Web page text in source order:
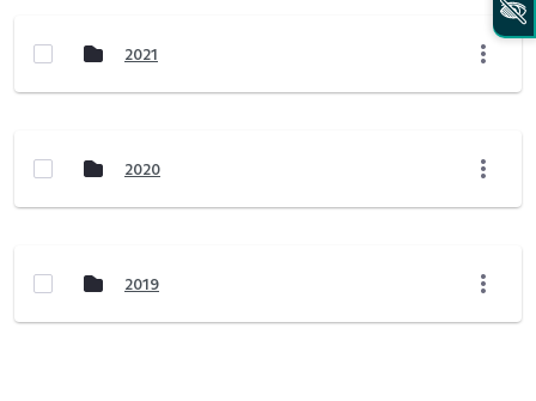
2021
2020
2019